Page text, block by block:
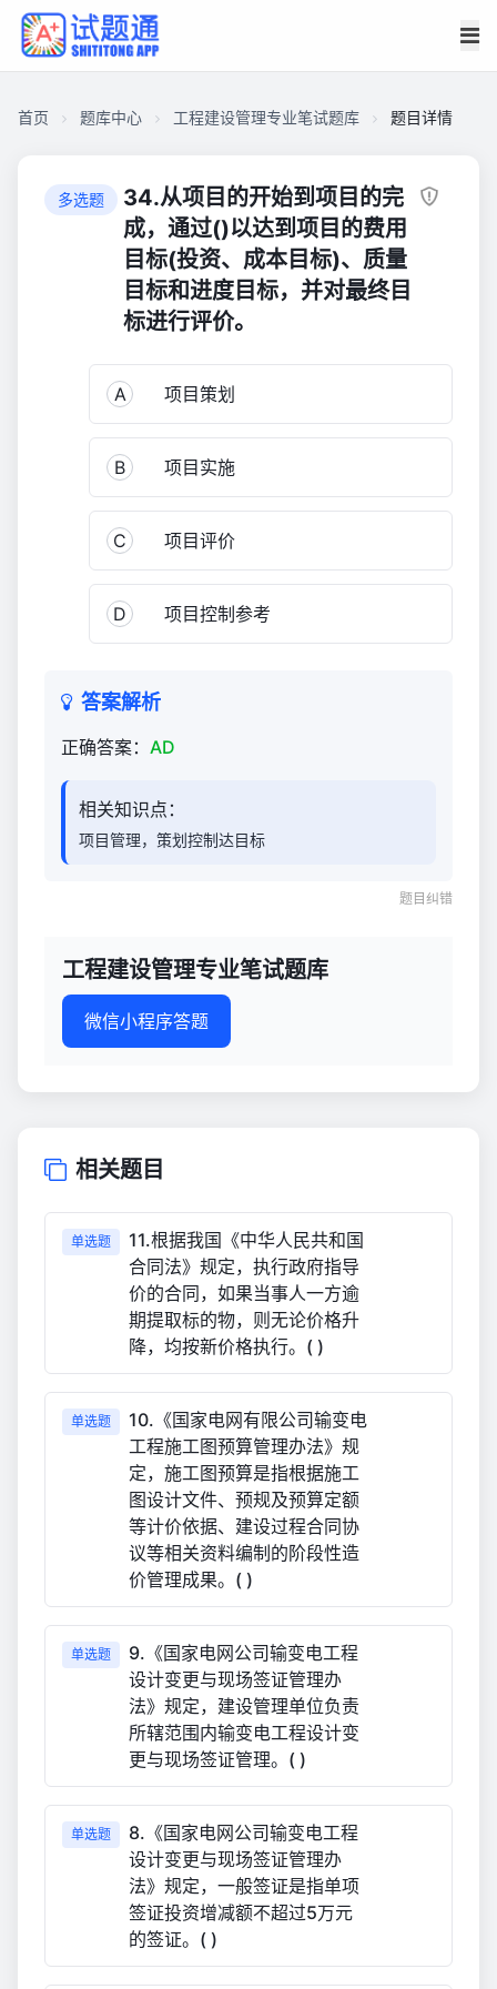
首页 题库中心 工程建设管理专业笔试题库 题目详情
多选题
34.从项目的开始到项目的完
成，通过()以达到项目的费用
目标(投资、成本目标)、质量
目标和进度目标，并对最终目
标进行评价。
A 项目策划
B 项目实施
C 项目评价
D 项目控制参考
答案解析
正确答案： AD
相关知识点：
项目管理，策划控制达目标
题目纠错
工程建设管理专业笔试题库
微信小程序答题
相关题目
单选题
11.根据我国《中华人民共和国
合同法》规定，执行政府指导
价的合同，如果当事人一方逾
期提取标的物，则无论价格升
降，均按新价格执行。( )
单选题
10.《国家电网有限公司输变电
工程施工图预算管理办法》规
定，施工图预算是指根据施工
图设计文件、预规及预算定额
等计价依据、建设过程合同协
议等相关资料编制的阶段性造
价管理成果。( )
单选题
9.《国家电网公司输变电工程
设计变更与现场签证管理办
法》规定，建设管理单位负责
所辖范围内输变电工程设计变
更与现场签证管理。( )
单选题
8.《国家电网公司输变电工程
设计变更与现场签证管理办
法》规定，一般签证是指单项
签证投资增减额不超过5万元
的签证。( )